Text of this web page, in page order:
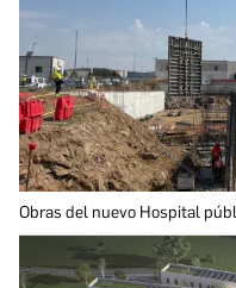
Obras del nuevo Hospital